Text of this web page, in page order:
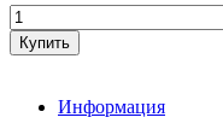
Информация